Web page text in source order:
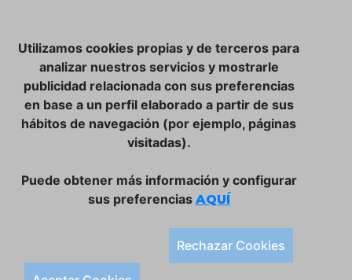
CLUB VINATER
CONTACTO
TIENDA ONLINE:
Plaça de la Llibertat, 22, 07760 Ciutadella
Tlf. 971 93 78 75
Utilizamos cookies propias y de terceros para
analizar nuestros servicios y mostrarle
publicidad relacionada con sus preferencias
en base a un perfil elaborado a partir de sus
hábitos de navegación (por ejemplo, páginas
visitadas).
Puede obtener más información y configurar
sus preferencias AQUÍ
Rechazar Cookies